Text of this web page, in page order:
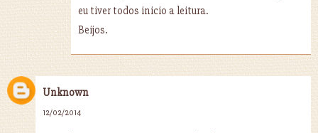
eu tiver todos inicio a leitura.
Beijos.
Unknown
12/02/2014